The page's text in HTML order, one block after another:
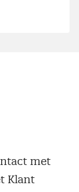
met
Klant